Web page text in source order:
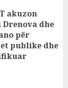
akuzon
dhe
për
publike dhe